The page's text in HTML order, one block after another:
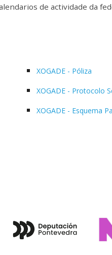
de actividade da
XOGADE - Póliza
XOGADE - Protocolo
XOGADE - Esquema